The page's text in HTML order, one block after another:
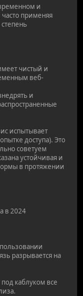
и
применяя
чистый и
веб-
и
испытывает
доступа). Это
советуем
устойчивая и
в протяжении
в 2024
разрывается на
каблуком все